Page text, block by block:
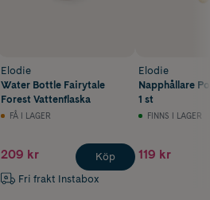
Elodie
Water Bottle Fairytale
Forest Vattenflaska
FÅ I LAGER
209 kr
Fri frakt Instabox
Köp
Elodie
Napphållare
1 st
FINNS I LAGER
119 kr